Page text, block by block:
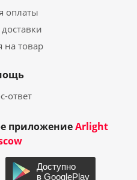
оплаты
на товар
ответ
приложениеArlight